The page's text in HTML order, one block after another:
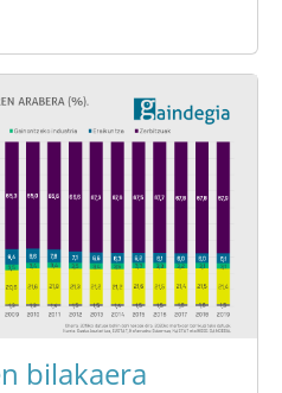
bilakaera